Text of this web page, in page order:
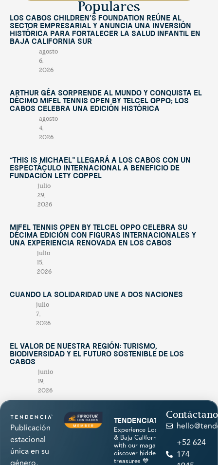
Populares
Los Cabos Children’s Foundation reúne al
sector empresarial y anuncia una inversión
histórica para fortalecer la salud infantil en
Baja California Sur
agosto
6,
2026
Arthur Géa sorprende al mundo y conquista el
décimo Mifel Tennis Open by Telcel OPPO; Los
Cabos celebra una edición histórica
agosto
4,
2026
“This Is Michael” llegará a Los Cabos con un
espectáculo internacional a beneficio de
Fundación Lety Coppel
julio
29,
2026
Mifel Tennis Open by Telcel Oppo celebra su
décima edición con figuras internacionales y
una experiencia renovada en Los Cabos
julio
15,
2026
Cuando la solidaridad une a dos naciones
julio
7,
2026
El valor de nuestra región: turismo,
biodiversidad y el futuro sostenible de Los
Cabos
junio
19,
2026
Publicación
estacional
única en su
tendenciatravel
Experience Los Cabos
& Baja California Sur
with our magazine &
discover hidden
treasures 💙
+52 624
174